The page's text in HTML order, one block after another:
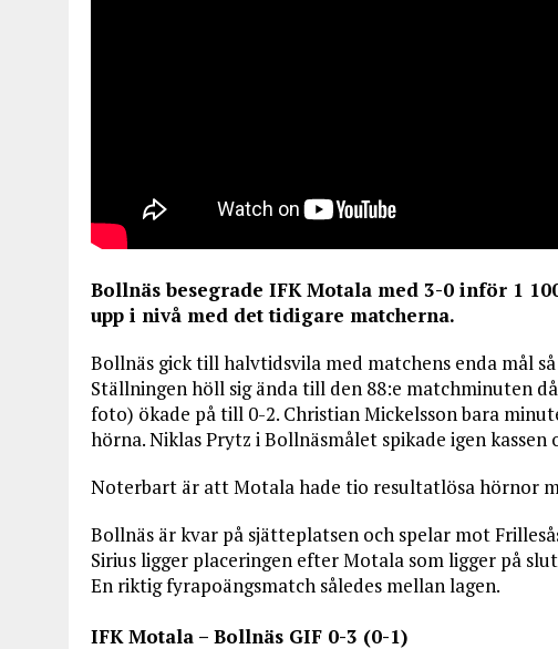
Bollnäs besegrade IFK Motala med 3-0 inför 1
upp i nivå med det tidigare matcherna.
Bollnäs gick till halvtidsvila med matchens enda mål
Ställningen höll sig ända till den 88:e matchminuten
foto) ökade på till 0-2. Christian Mickelsson bara
hörna. Niklas Prytz i Bollnäsmålet spikade igen
Noterbart är att Motala hade tio resultatlösa hörnor
Bollnäs är kvar på sjätteplatsen och spelar mot
Sirius ligger placeringen efter Motala som ligger på
En riktig fyrapoängsmatch således mellan lagen.
IFK Motala – Bollnäs GIF 0-3 (0-1)